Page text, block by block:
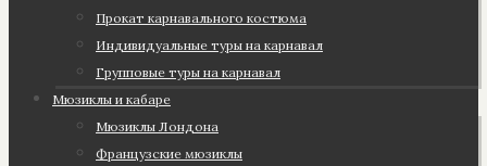
Прокат карнавального костюма
Индивидуальные туры на карнавал
Групповые туры на карнавал
Мюзиклы и кабаре
Мюзиклы Лондона
Французские мюзиклы